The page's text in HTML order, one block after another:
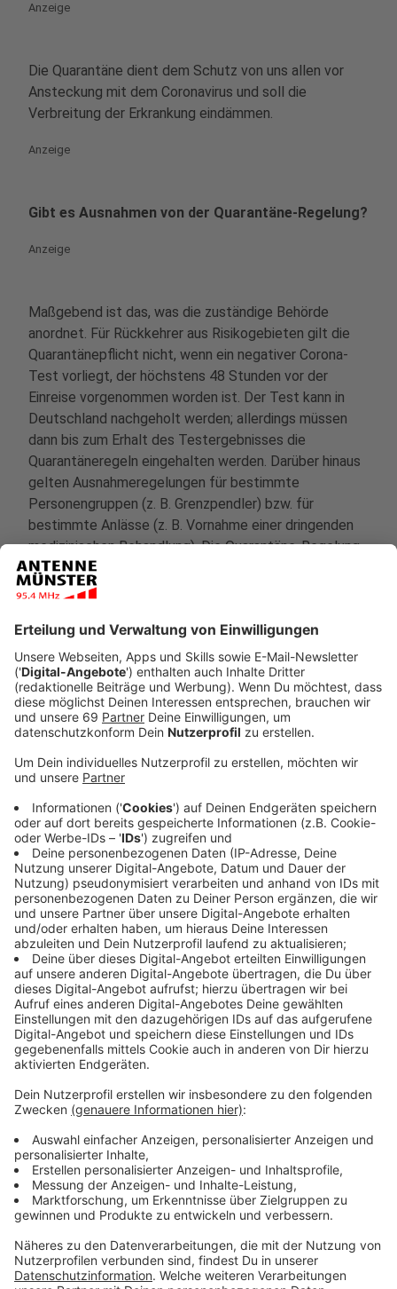
Anzeige
Die Quarantäne dient dem Schutz von uns allen vor
Ansteckung mit dem Coronavirus und soll die
Verbreitung der Erkrankung eindämmen.
Anzeige
Gibt es Ausnahmen von der Quarantäne-Regelung?
Anzeige
Maßgebend ist das, was die zuständige Behörde
anordnet. Für Rückkehrer aus Risikogebieten gilt die
Quarantänepflicht nicht, wenn ein negativer Corona-
Test vorliegt, der höchstens 48 Stunden vor der
Einreise vorgenommen worden ist. Der Test kann in
Deutschland nachgeholt werden; allerdings müssen
dann bis zum Erhalt des Testergebnisses die
Quarantäneregeln eingehalten werden. Darüber hinaus
gelten Ausnahmeregelungen für bestimmte
Personengruppen (z. B. Grenzpendler) bzw. für
bestimmte Anlässe (z. B. Vornahme einer dringenden
medizinischen Behandlung). Die Quarantäne-Regelung
gilt außerdem nicht für Personen, die sich auf der
Durchreise durch Nordrhein-Westfalen (ohne
Was muss ich während der Quarantäne beachten?
Quarantäne heißt häusliche Absonderung. Die
Unterkunft darf bis zum Ende der Quarantäne nicht
verlassen werden. Besuch darf nicht empfangen
werden, soweit er nicht zum Hausstand gehört.
Personen in Quarantäne unterliegen der Beobachtung
durch das zuständige Gesundheitsamt.
Anzeige
Was passiert, wenn ich mich nicht an die
Quarantäneregeln halte?
Anzeige
Wer sich nicht an die Quarantäneregeln hält, begeht
eine Ordnungswidrigkeit. Diese kann mit einer
Geldbuße bis zu 25.000 Euro geahndet werden.
Anzeige
Muss ich für die Quarantäne Urlaub nehmen?